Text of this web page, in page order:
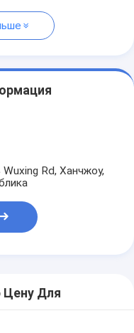
Rd, Ханчжоу,
Цену Для